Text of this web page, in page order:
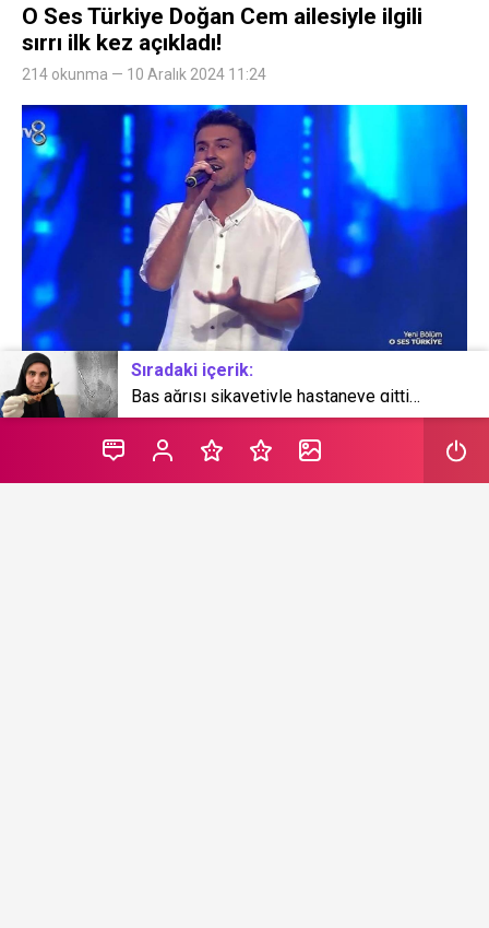
Sıradaki içerik:
Baş ağrısı şikayetiyle hastaneye gitti: Karnında 7 yıl önce makas unutulduğunu öğrendi!
O Ses Türkiye Doğan Cem ailesiyle ilgili
sırrı ilk kez açıkladı!
214 okunma — 10 Aralık 2024 11:24